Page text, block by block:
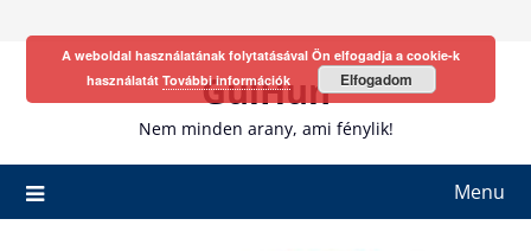
GulHun
Nem minden arany, ami fénylik!
Menu
A weboldal használatának folytatásával Ön elfogadja a cookie-k
használatát További információk Elfogadom